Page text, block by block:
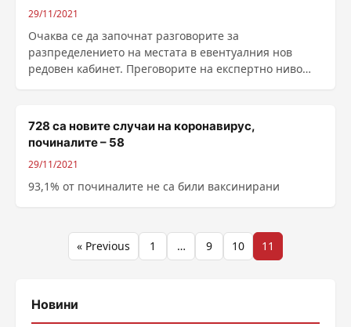
29/11/2021
Очаква се да започнат разговорите за
разпределението на местата в евентуалния нов
редовен кабинет. Преговорите на експертно ниво
728 са новите случаи на коронавирус,
починалите – 58
29/11/2021
93,1% от починалите не са били ваксинирани
Разделяне
публикациите
« Previous 1 … 9 10 11
Новини